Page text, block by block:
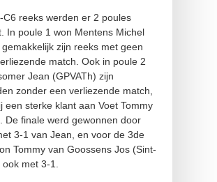
C6 reeks werden er 2 poules
In poule 1 won Mentens Michel
zijn reeks met geen
match. Ook in poule 2
Jean (GPVATh) zijn
zonder een verliezende match,
een sterke klant aan Voet Tommy
De finale werd gewonnen door
3-1 van Jean, en voor de 3de
Tommy van Goossens Jos (Sint-
ook met 3-1.